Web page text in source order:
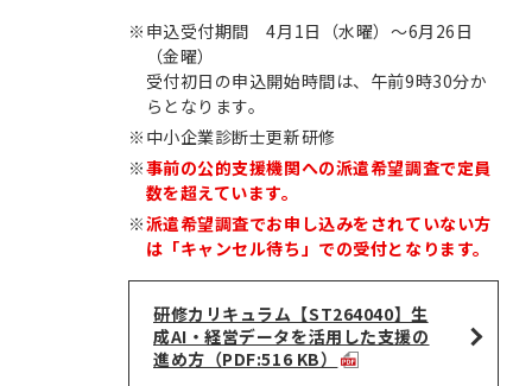
※ 申込受付期間 4月1日（水曜）～6月26日
（金曜）
受付初日の申込開始時間は、午前9時30分か
らとなります。
※ 中小企業診断士更新研修
※事前の公的支援機関への派遣希望調査で定員
数を超えています。
※派遣希望調査でお申し込みをされていない方
は「キャンセル待ち」での受付となります。
研修カリキュラム【ST264040】生
成AI・経営データを活用した支援の
進め方（PDF:516 KB）